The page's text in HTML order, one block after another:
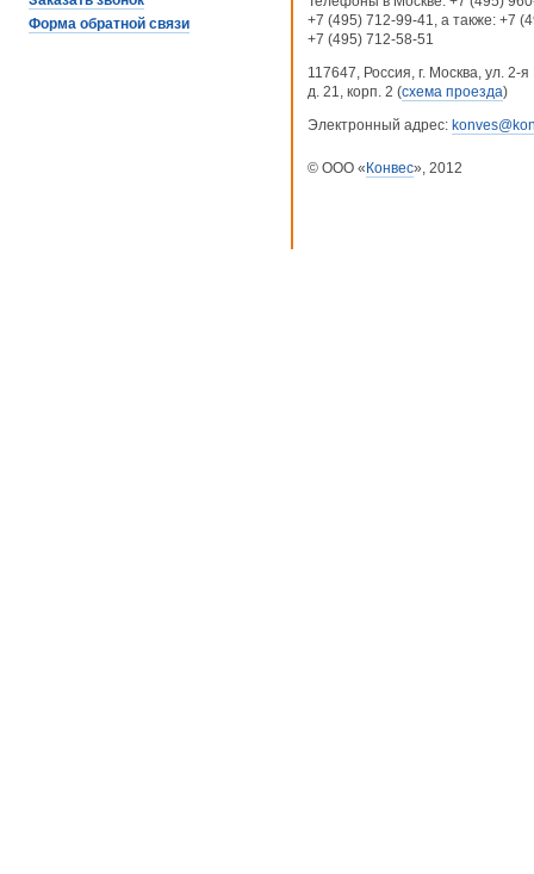
Форма обратной связи
+7 (495) 712-99-41, а также: +7
+7 (495) 712-58-51
117647, Россия, г. Москва, ул. 2-
д. 21, корп. 2 (схема проезда)
Электронный адрес:
© ООО « Конвес», 2012